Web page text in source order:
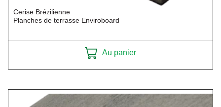
Cerise Brézilienne
Planches de terrasse Enviroboard
Au panier